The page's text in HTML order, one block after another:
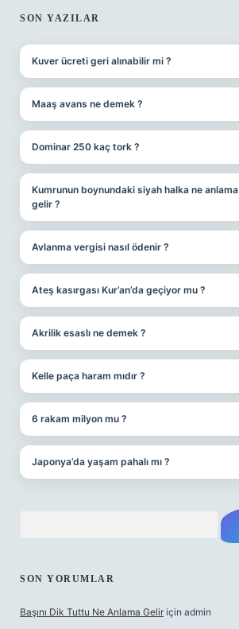
SON YAZILAR
Kuver ücreti geri alınabilir mi ?
Maaş avans ne demek ?
Dominar 250 kaç tork ?
Kumrunun boynundaki siyah halka ne anlama
gelir ?
Avlanma vergisi nasıl ödenir ?
Ateş kasırgası Kur’an’da geçiyor mu ?
Akrilik esaslı ne demek ?
Kelle paça haram mıdır ?
6 rakam milyon mu ?
Japonya’da yaşam pahalı mı ?
SON YORUMLAR
Başını Dik Tuttu Ne Anlama Gelir için admin